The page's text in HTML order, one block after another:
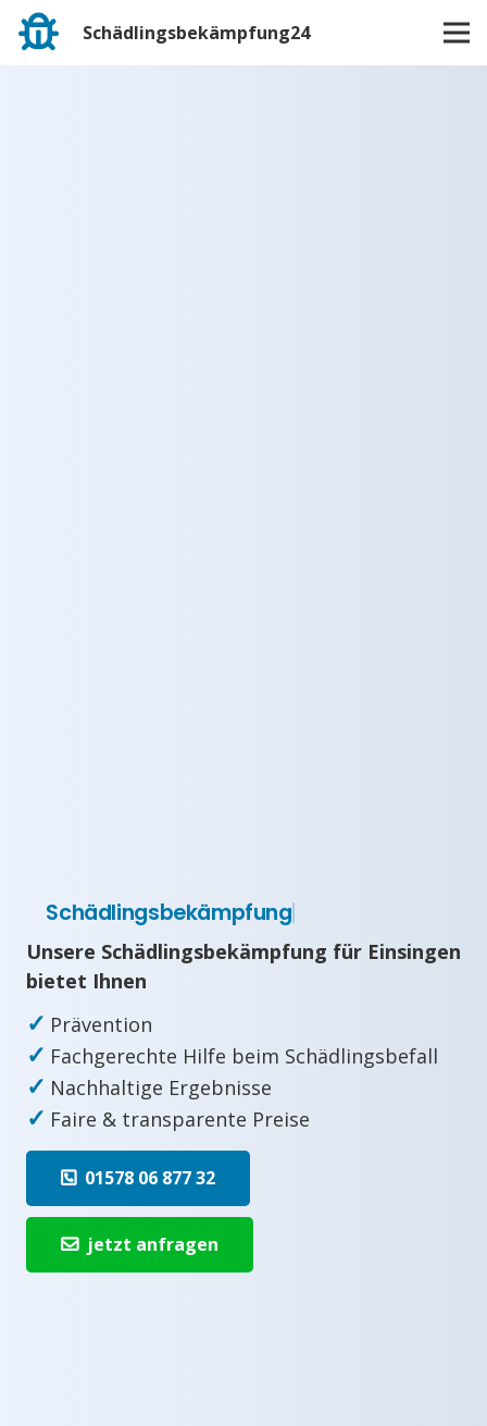
Schädlingsbekämpfung24
Schädlingsbekämpfung
Unsere Schädlingsbekämpfung für Einsingen
bietet Ihnen
✓ Prävention
✓ Fachgerechte Hilfe beim Schädlingsbefall
✓ Nachhaltige Ergebnisse
✓ Faire & transparente Preise
01578 06 877 32
jetzt anfragen